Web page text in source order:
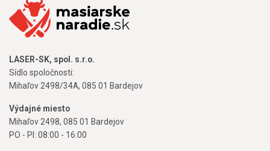
LASER-SK, spol. s.r.o.
Sídlo spoločnosti:
Mihaľov 2498/34A, 085 01 Bardejov
Výdajné miesto
Mihaľov 2498, 085 01 Bardejov
PO - PI: 08:00 - 16:00